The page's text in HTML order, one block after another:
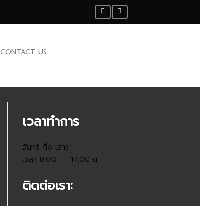
CONTACT US
เวลาทำการ
จันทร์ ถึง เสาร์:
เวลา 8.00 – 17.00 น.
ติดต่อเรา: